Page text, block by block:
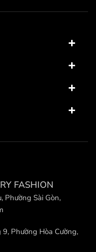
FASHION
Phường Sài Gòn,
Phường Hòa Cường,